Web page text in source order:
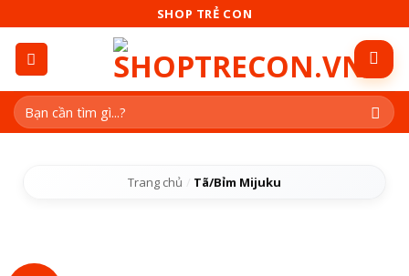
content
SHOP TRẺ CON
Tìm
kiếm:
Trang chủ Tã/Bỉm Mijuku